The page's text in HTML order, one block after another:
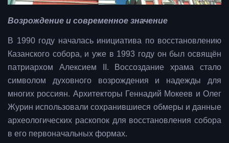
Возрождение и современное значение
В 1990 году началась инициатива по восстановлению
Казанского собора, и уже в 1993 году он был освящён
патриархом Алексием II. Воссоздание храма стало
символом духовного возрождения и надежды для
многих россиян. Архитекторы Геннадий Мокеев и Олег
Журин использовали сохранившиеся обмеры и данные
археологических раскопок для восстановления собора
в его первоначальных формах.